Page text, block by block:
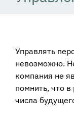
Управлять
невозможно.
компания не
помнить, что
числа